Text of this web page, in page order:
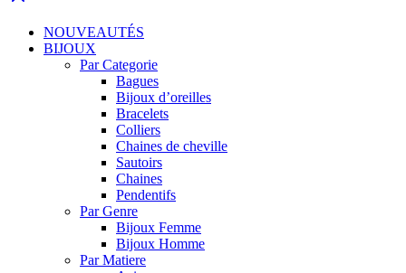
NOUVEAUTÉS
BIJOUX
Par Categorie
Bagues
Bijoux d’oreilles
Bracelets
Colliers
Chaines de cheville
Sautoirs
Chaines
Pendentifs
Par Genre
Bijoux Femme
Bijoux Homme
Par Matiere